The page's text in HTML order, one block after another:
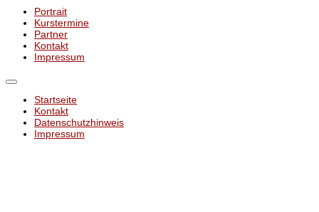
Portrait
Kurstermine
Partner
Kontakt
Impressum
Startseite
Kontakt
Datenschutzhinweis
Impressum